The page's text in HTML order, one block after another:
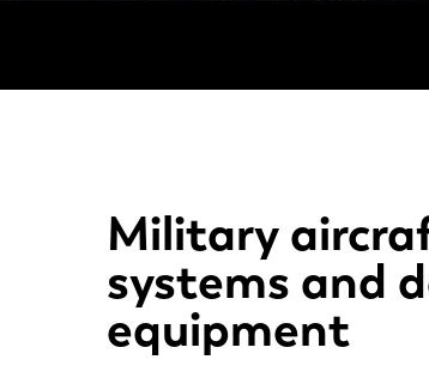
Military
systems and
equipment